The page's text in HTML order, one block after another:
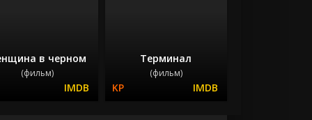
в черном
(фильм)
Терминал
(фильм)